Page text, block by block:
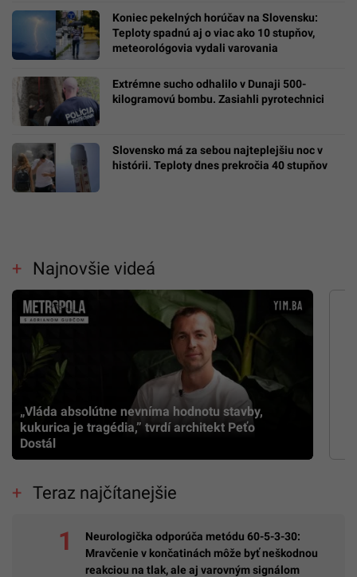
Koniec pekelných horúčav na Slovensku:
Teploty spadnú aj o viac ako 10 stupňov,
meteorológovia vydali varovania
Extrémne sucho odhalilo v Dunaji 500-
kilogramovú bombu. Zasiahli pyrotechnici
Slovensko má za sebou najteplejšiu noc v
histórii. Teploty dnes prekročia 40 stupňov
Najnovšie videá
„Vláda absolútne nevníma hodnotu stavby,
kukurica je tragédia,” tvrdí architekt Peťo
Dostál
Teraz najčítanejšie
Neurologička odporúča metódu 60-5-3-30:
Mravčenie v končatinách môže byť neškodnou
reakciou na tlak, ale aj varovným signálom